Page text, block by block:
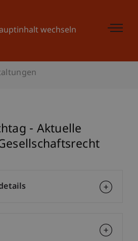
wechseln
- Aktuelle